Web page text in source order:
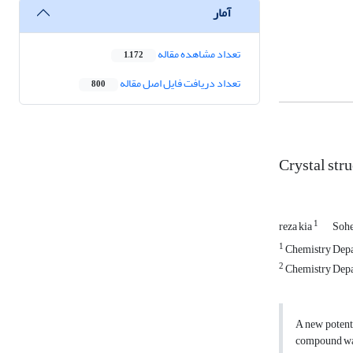
Crystal
reza kia1
1Chemistry
2Chemistry
A new
compound
آمار
تعداد مشاهده مقاله 1,172
تعداد دریافت فایل اصل مقاله 800